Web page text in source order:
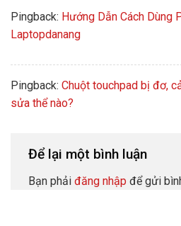
Pingback: Hướng Dẫn Cách Dùng
Laptopdanang
Pingback: Chuột touchpad bị đơ,
sửa thể nào?
Để lại một bình luận
Bạn phải đăng nhập để gửi